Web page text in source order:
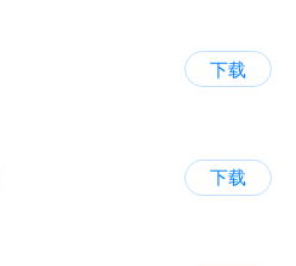
下载
下载